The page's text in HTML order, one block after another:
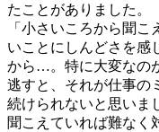
たことがありました。
「小さいころから聞
いことにしんどさを感
から…。特に大変なの
逃すと、それが仕事の
続けられないと思いま
聞こえていれば難なく